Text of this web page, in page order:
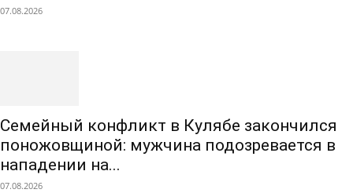
07.08.2026
Семейный конфликт в Кулябе закончился
поножовщиной: мужчина подозревается в
нападении на...
07.08.2026